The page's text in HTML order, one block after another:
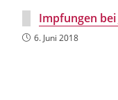
Impfungen bei
6. Juni 2018